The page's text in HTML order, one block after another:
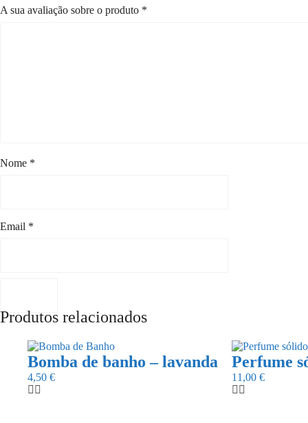
A sua avaliação sobre o produto *
Nome *
Email *
Produtos relacionados
Bomba de banho – lavanda
4,50 €
Perfume
11,00 €